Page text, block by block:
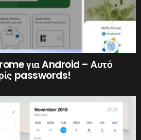
για Android – Αυτό
passwords!